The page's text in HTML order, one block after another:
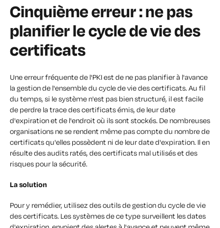
Cinquième erreur : ne pas
planifier le cycle de vie des
certificats
Une erreur fréquente de l'PKI est de ne pas planifier à l'avance
la gestion de l'ensemble du cycle de vie des certificats. Au fil
du temps, si le système n'est pas bien structuré, il est facile
de perdre la trace des certificats émis, de leur date
d'expiration et de l'endroit où ils sont stockés. De nombreuses
organisations ne se rendent même pas compte du nombre de
certificats qu'elles possèdent ni de leur date d'expiration. Il en
résulte des audits ratés, des certificats mal utilisés et des
risques pour la sécurité.
La solution
Pour y remédier, utilisez des outils de gestion du cycle de vie
des certificats. Les systèmes de ce type surveillent les dates